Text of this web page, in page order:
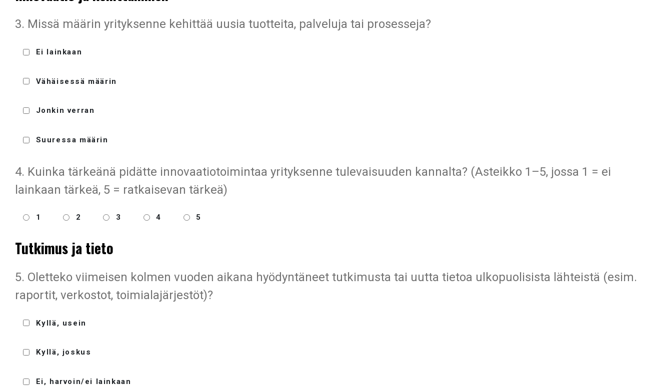
3. Missä määrin yrityksenne kehittää uusia tuotteita, palveluja tai prosesseja?
Ei lainkaan
Vähäisessä määrin
Jonkin verran
Suuressa määrin
4. Kuinka tärkeänä pidätte innovaatiotoimintaa yrityksenne tulevaisuuden kannalta? (Asteikko 1–5, jossa 1 = ei
lainkaan tärkeä, 5 = ratkaisevan tärkeä)
1 2 3 4 5
Tutkimus ja tieto
5. Oletteko viimeisen kolmen vuoden aikana hyödyntäneet tutkimusta tai uutta tietoa ulkopuolisista lähteistä (esim.
raportit, verkostot, toimialajärjestöt)?
Kyllä, usein
Kyllä, joskus
Ei, harvoin/ei lainkaan